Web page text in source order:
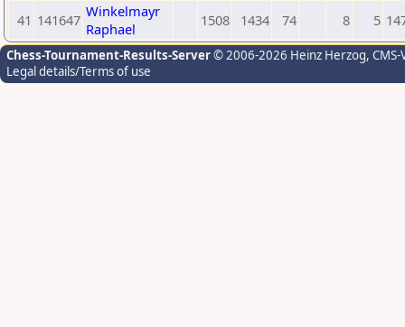
41 141647 Winkelmayr
Raphael
1508 1434 74 8 5
Chess-Tournament-Results-Server© 2006-2026 Heinz Herzog,
Legal details/Terms of use